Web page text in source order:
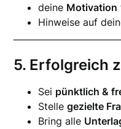
deine Motivation
Hinweise auf
5. Erfolgreich
Sei pünktlich &
Stellegezielte
Bring alle